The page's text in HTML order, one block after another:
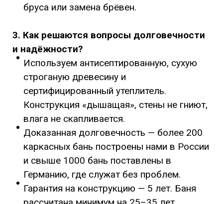
бруса или замена брёвен.
3. Как решаются вопросы долговечности
и надёжности?
Используем антисептированную, сухую
строганую древесину и
сертифицированный утеплитель.
Конструкция «дышащая», стены не гниют,
влага не скапливается.
Доказанная долговечность — более 200
каркасных бань построены нами в России
и свыше 1000 бань поставлены в
Германию, где служат без проблем.
Гарантия на конструкцию — 5 лет. Баня